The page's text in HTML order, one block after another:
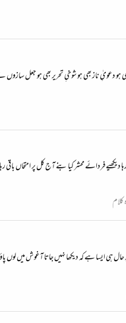
ہو دعویِٰ ناز بھی ہو شوخیِ تحریر بھی ہو
فردائے محشر کیا بنے آج کل پر امتحاں
کلام
حال ہی ایسا ہے کہ دیکھا نہیں جاتا آغوش میں